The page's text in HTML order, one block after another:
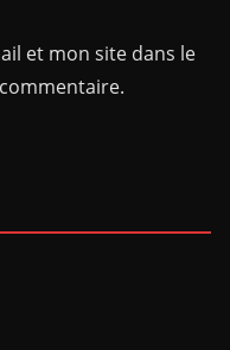
et mon site dans le